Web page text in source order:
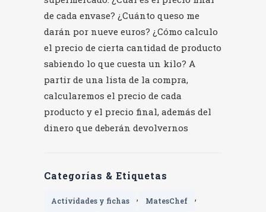
de cada envase? ¿Cuánto queso me
darán por nueve euros? ¿Cómo calculo
el precio de cierta cantidad de producto
sabiendo lo que cuesta un kilo? A
partir de una lista de la compra,
calcularemos el precio de cada
producto y el precio final, además del
dinero que deberán devolvernos
Categorías & Etiquetas
Actividades y fichas , MatesChef ,